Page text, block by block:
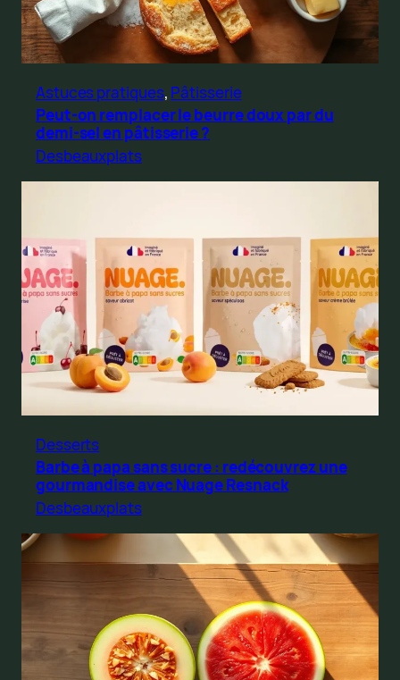
Astuces pratiques, Pâtisserie
Peut-on remplacer le beurre doux par du
demi-sel en pâtisserie ?
Desbeauxplats
Desserts
Barbe à papa sans sucre : redécouvrez une
gourmandise avec Nuage Resnack
Desbeauxplats